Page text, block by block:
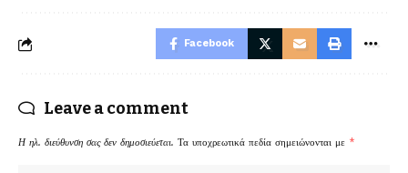
Facebook
Leave a comment
Η ηλ. διεύθυνση σας δεν δημοσιεύεται. Τα υποχρεωτικά πεδία σημειώνονται με *